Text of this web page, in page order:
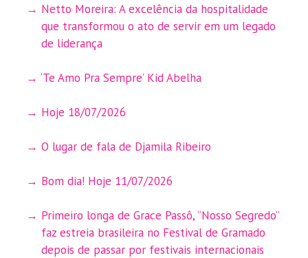
Netto Moreira: A excelência da hospitalidade
que transformou o ato de servir em um legado
de liderança
‘Te Amo Pra Sempre’ Kid Abelha
Hoje 18/07/2026
O lugar de fala de Djamila Ribeiro
Bom dia! Hoje 11/07/2026
Primeiro longa de Grace Passô, “Nosso Segredo”
faz estreia brasileira no Festival de Gramado
depois de passar por festivais internacionais